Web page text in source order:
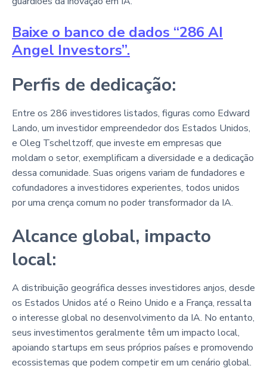
Baixe o banco de dados “286 AI
Angel Investors”.
Perfis de dedicação:
Entre os 286 investidores listados, figuras como Edward
Lando, um investidor empreendedor dos Estados Unidos,
e Oleg Tscheltzoff, que investe em empresas que
moldam o setor, exemplificam a diversidade e a dedicação
dessa comunidade. Suas origens variam de fundadores e
cofundadores a investidores experientes, todos unidos
por uma crença comum no poder transformador da IA.
Alcance global, impacto
local:
A distribuição geográfica desses investidores anjos, desde
os Estados Unidos até o Reino Unido e a França, ressalta
o interesse global no desenvolvimento da IA. No entanto,
seus investimentos geralmente têm um impacto local,
apoiando startups em seus próprios países e promovendo
ecossistemas que podem competir em um cenário global.